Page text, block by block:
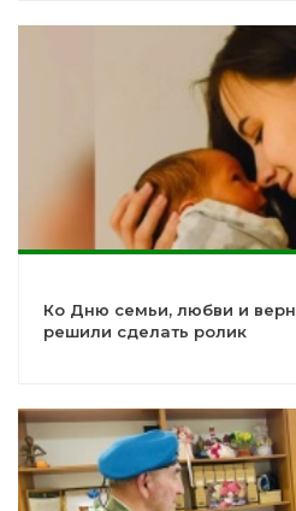
Ко Дню семьи, любви и
решили сделать ролик